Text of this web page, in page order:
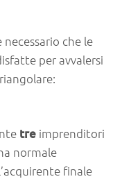
che le
per avvalersi
tre imprenditori
normale
finale